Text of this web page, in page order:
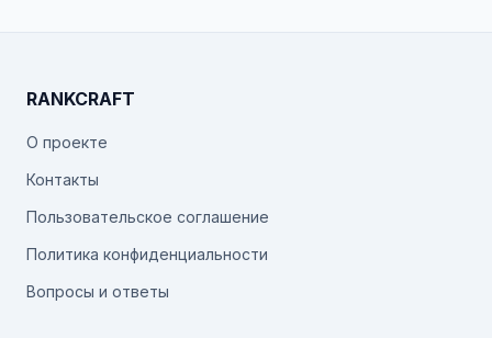
RANKCRAFT
О проекте
Контакты
Пользовательское соглашение
Политика конфиденциальности
Вопросы и ответы